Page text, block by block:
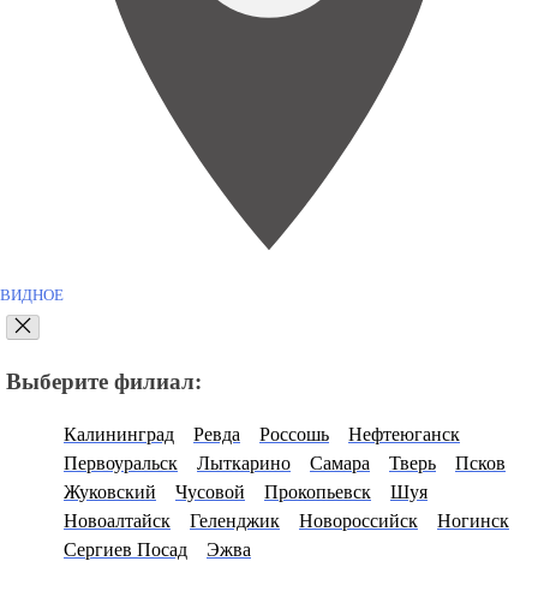
ВИДНОЕ
Выберите филиал:
Калининград Ревда Россошь
Нефтеюганск
Первоуральск
Лыткарино Самара Тверь
Псков
Жуковский
Чусовой Прокопьевск
Шуя
Новоалтайск
Геленджик Новороссийск
Ногинск
Сергиев Посад
Эжва